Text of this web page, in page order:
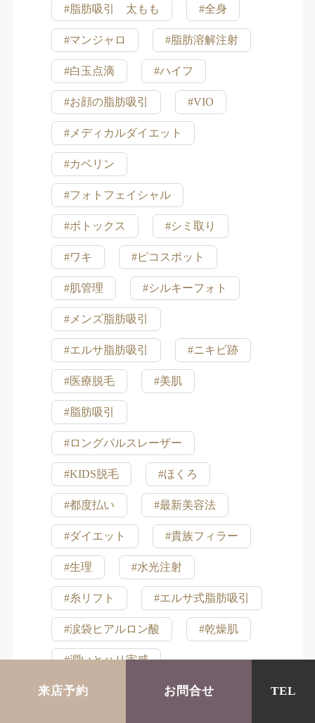
#脂肪吸引 太もも #全身
#マンジャロ #脂肪溶解注射
#白玉点滴 #ハイフ
#お顔の脂肪吸引 #VIO
#メディカルダイエット
#カベリン
#フォトフェイシャル
#ボトックス #シミ取り
#ワキ #ピコスポット
#肌管理 #シルキーフォト
#メンズ脂肪吸引
#エルサ脂肪吸引 #ニキビ跡
#医療脱毛 #美肌
#脂肪吸引
#ロングパルスレーザー
#KIDS脱毛 #ほくろ
#都度払い #最新美容法
#ダイエット #貴族フィラー
#生理 #水光注射
#糸リフト #エルサ式脂肪吸引
#涙袋ヒアルロン酸 #乾燥肌
#潤いとハリ実感
#フラクショナルレーザー
来店予約 お問合せ TEL